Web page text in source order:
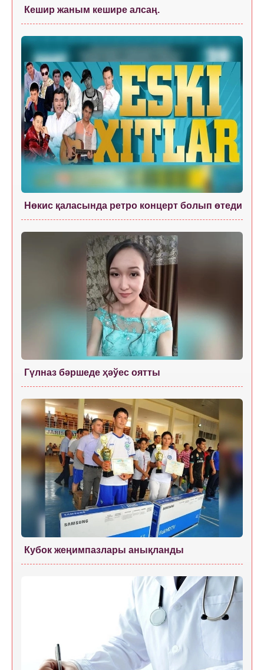
Кешир жаным кешире алсаң.
Нөкис қаласында ретро концерт болып өтеди
Гүлназ бәршеде ҳәўес оятты
Кубок жеңимпазлары анықланды